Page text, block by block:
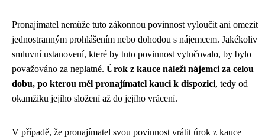
Pronajímatel nemůže tuto zákonnou povinnost vyloučit ani omezit
jednostranným prohlášením nebo dohodou s nájemcem. Jakékoliv
smluvní ustanovení, které by tuto povinnost vylučovalo, by bylo
považováno za neplatné. Úrok z kauce náleží nájemci za celou
dobu, po kterou měl pronajímatel kauci k dispozici, tedy od
okamžiku jejího složení až do jejího vrácení.
V případě, že pronajímatel svou povinnost vrátit úrok z kauce